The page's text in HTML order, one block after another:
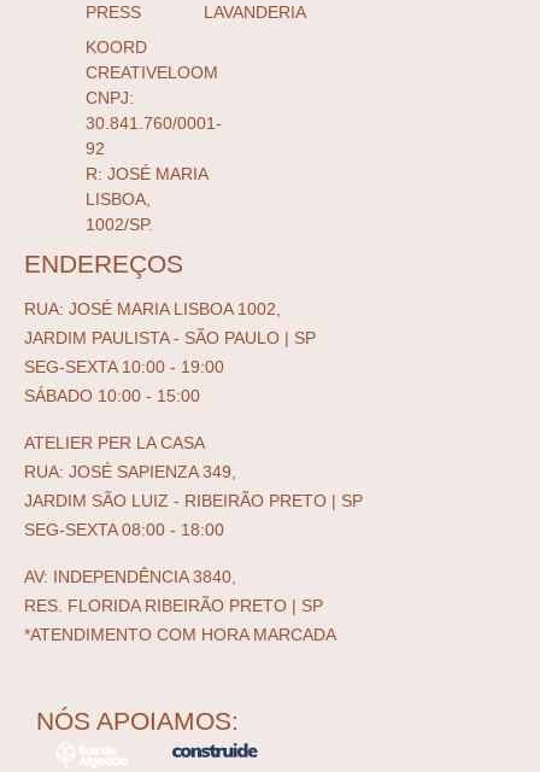
PRESS
KOORD
CREATIVELOOM
CNPJ:
30.841.760/0001-
92
R: JOSÉ MARIA
LISBOA,
1002/SP.
LAVANDERIA
ENDEREÇOS
RUA: JOSÉ MARIA LISBOA 1002,
JARDIM PAULISTA - SÃO PAULO | SP
SEG-SEXTA 10:00 - 19:00
SÁBADO 10:00 - 15:00
ATELIER PER LA CASA
RUA: JOSÉ SAPIENZA 349,
JARDIM SÃO LUIZ - RIBEIRÃO PRETO | SP
SEG-SEXTA 08:00 - 18:00
AV: INDEPENDÊNCIA 3840,
RES. FLORIDA RIBEIRÃO PRETO | SP
*ATENDIMENTO COM HORA MARCADA
NÓS APOIAMOS: